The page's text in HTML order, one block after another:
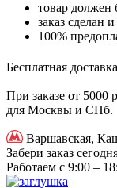
товар должен
заказ сделан
100%
Бесплатная доставка
При заказе от 5000
для Москвы и СПб.
Варшавская,
Забери заказ
Работаем с 9:00 –